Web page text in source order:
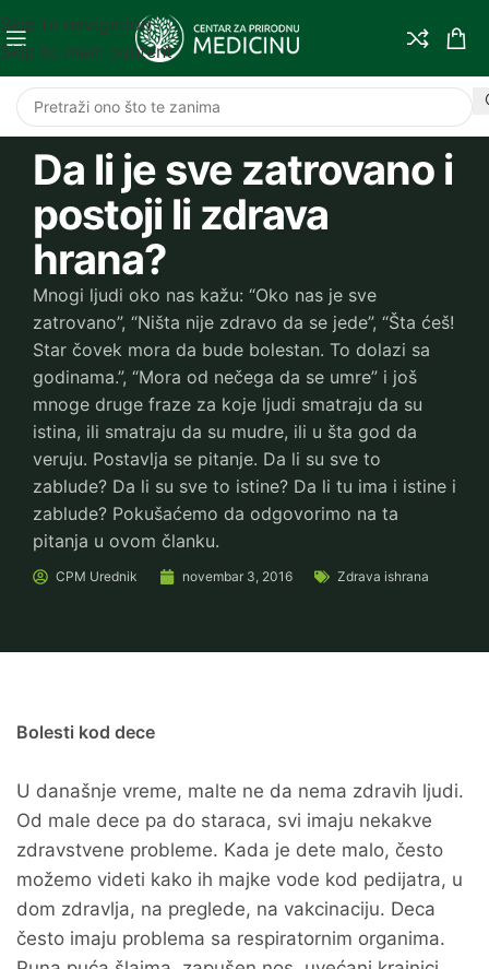
Skip to navigation
Skip to main content
Da li je sve zatrovano i
postoji li zdrava
hrana?
Mnogi ljudi oko nas kažu: “Oko nas je sve
zatrovano”, “Ništa nije zdravo da se jede”, “Šta ćeš!
Star čovek mora da bude bolestan. To dolazi sa
godinama.”, “Mora od nečega da se umre” i još
mnoge druge fraze za koje ljudi smatraju da su
istina, ili smatraju da su mudre, ili u šta god da
veruju. Postavlja se pitanje. Da li su sve to
zablude? Da li su sve to istine? Da li tu ima i istine i
zablude? Pokušaćemo da odgovorimo na ta
pitanja u ovom članku.
CPM Urednik novembar 3, 2016 Zdrava ishrana
Bolesti kod dece
U današnje vreme, malte ne da nema zdravih ljudi.
Od male dece pa do staraca, svi imaju nekakve
zdravstvene probleme. Kada je dete malo, često
možemo videti kako ih majke vode kod pedijatra, u
dom zdravlja, na preglede, na vakcinaciju. Deca
često imaju problema sa respiratornim organima.